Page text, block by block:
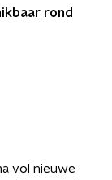
rond
vol nieuwe